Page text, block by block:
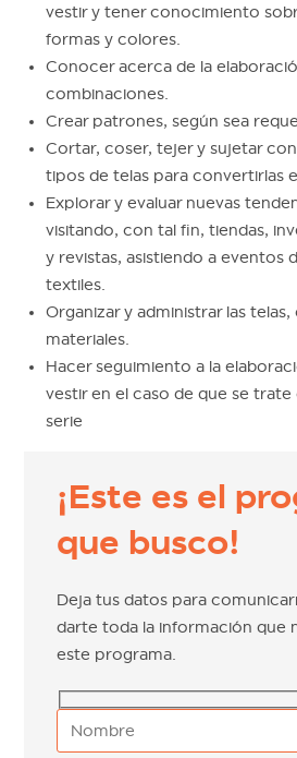
vestir y tener conocimiento
formas y colores.
Conocer acerca de la
combinaciones.
Crear patrones, según sea
Cortar, coser, tejer y sujetar
tipos de telas para convertirlas
Explorar y evaluar nuevas
visitando, con tal fin, tiendas,
y revistas, asistiendo a eventos
textiles.
Organizar y administrar las
materiales.
Hacer seguimiento a la
vestir en el caso de que se
serie
¡Este es el
que busco!
Deja tus datos para
darte toda la información que
este programa.